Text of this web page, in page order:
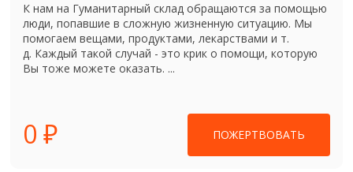
К нам на Гуманитарный склад обращаются за помощью
люди, попавшие в сложную жизненную ситуацию. Мы
помогаем вещами, продуктами, лекарствами и т.
д. Каждый такой случай - это крик о помощи, которую
Вы тоже можете оказать. ...
0 ₽ ПОЖЕРТВОВАТЬ